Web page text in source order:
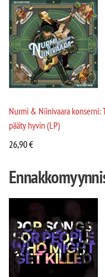
Nurmi & Niinivaara konserni:
pääty hyvin (LP)
26,90€